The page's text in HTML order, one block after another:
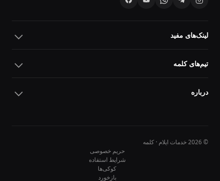
لینک‌های مفید
تیم‌های کلمه
درباره
© 2026 خدمات ایلام · کلمه
حریم خصوصی
شرایط استفاده
کوکی‌ها
بازخورد
10